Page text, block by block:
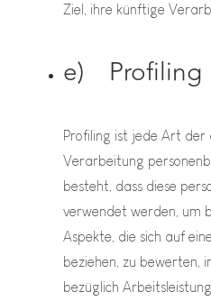
Ziel, ihre künftige
e) Profiling
Profiling ist jede Art
Verarbeitung
besteht, dass diese
verwendet werden, um
Aspekte, die sich auf
beziehen, zu bewerten,
bezüglich